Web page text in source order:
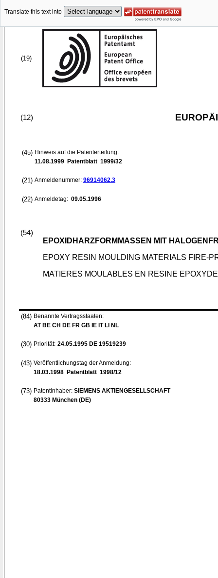
Translate this text into
(19)
(12)
(45) Hinweis auf die Patenterteilung:
11.08.1999 Patentblatt 1999/32
(21) Anmeldenummer: 96914062.3
(22) Anmeldetag: 09.05.1996
(54)
EPOXIDHARZFORMMASSEN MIT
EPOXY RESIN MOULDING MATERIALS FIRE-
MATIERES MOULABLES EN RESINE
(84) Benannte Vertragsstaaten:
AT BE CH DE FR GB IE IT LI NL
(30) Priorität: 24.05.1995 DE 19519239
(43) Veröffentlichungstag der Anmeldung:
18.03.1998 Patentblatt 1998/12
(73) Patentinhaber: SIEMENS AKTIENGESELLSCHAFT
80333 München (DE)